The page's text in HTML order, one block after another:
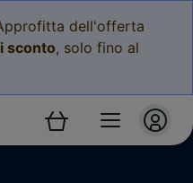
dell'offerta
sconto, solo fino al